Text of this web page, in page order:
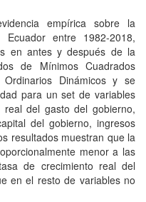
empírica sobre la
entre 1982-2018,
en antes y después de la
de Mínimos Cuadrados
Dinámicos y se
para un set de variables
del gasto del gobierno,
del gobierno, ingresos
resultados muestran que la
menor a las
de crecimiento real del
en el resto de variables no